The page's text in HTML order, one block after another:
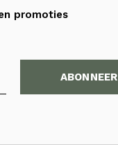
promoties
ABONNEER